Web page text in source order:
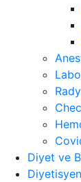
Diyet ve